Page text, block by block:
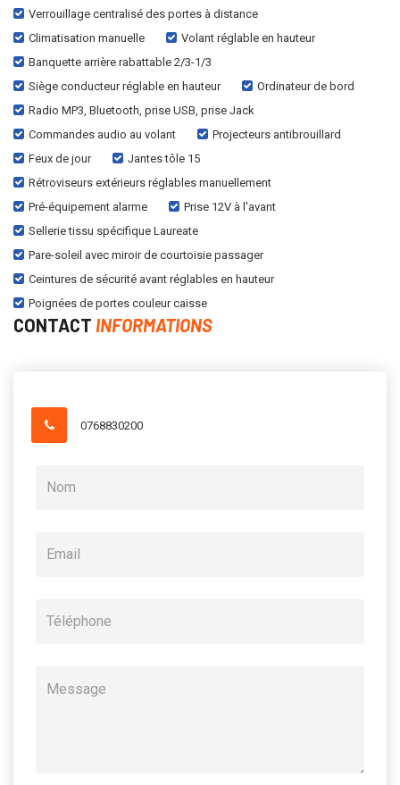
Verrouillage centralisé des portes à distance
Climatisation manuelle
Volant réglable en hauteur
Banquette arrière rabattable 2/3-1/3
Siège conducteur réglable en hauteur
Ordinateur de bord
Radio MP3, Bluetooth, prise USB, prise Jack
Commandes audio au volant
Projecteurs antibrouillard
Feux de jour
Jantes tôle 15
Rétroviseurs extérieurs réglables manuellement
Pré-équipement alarme
Prise 12V à l'avant
Sellerie tissu spécifique Laureate
Pare-soleil avec miroir de courtoisie passager
Ceintures de sécurité avant réglables en hauteur
Poignées de portes couleur caisse
CONTACT INFORMATIONS
0768830200